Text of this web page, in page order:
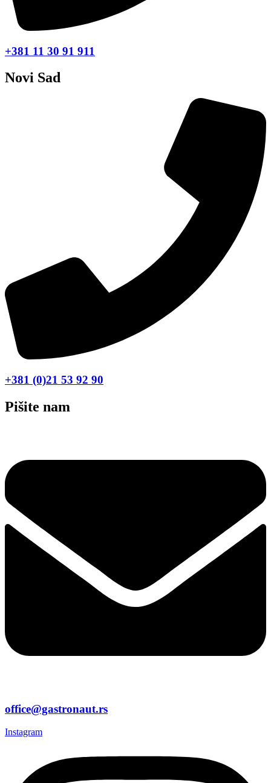
+381 11 30 91 911
Novi Sad
+381 (0)21 53 92 90
Pišite nam
office@gastronaut.rs
Instagram